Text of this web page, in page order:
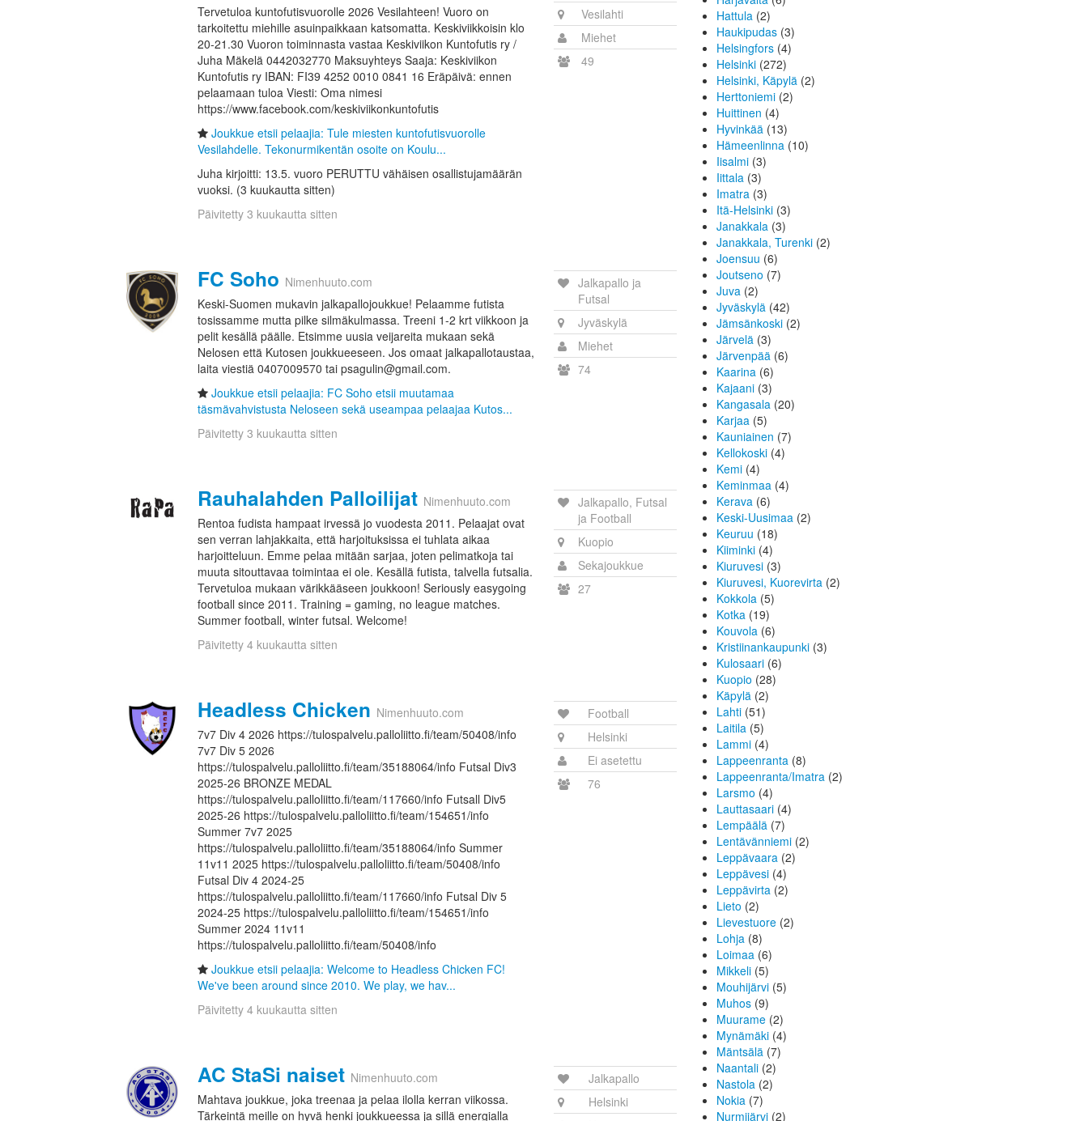
Tervetuloa kuntofutisvuorolle 2026 Vesilahteen! Vuoro on
tarkoitettu miehille asuinpaikkaan katsomatta. Keskiviikkoisin klo
20-21.30 Vuoron toiminnasta vastaa Keskiviikon Kuntofutis ry /
Juha Mäkelä 0442032770 Maksuyhteys Saaja: Keskiviikon
Kuntofutis ry IBAN: FI39 4252 0010 0841 16 Eräpäivä: ennen
pelaamaan tuloa Viesti: Oma nimesi
https://www.facebook.com/keskiviikonkuntofutis
Joukkue etsii pelaajia: Tule miesten kuntofutisvuorolle
Vesilahdelle. Tekonurmikentän osoite on Koulu...
Juha kirjoitti: 13.5. vuoro PERUTTU vähäisen osallistujamäärän
vuoksi. (3 kuukautta sitten)
Päivitetty 3 kuukautta sitten
Vesilahti
Miehet
49
FC Soho Nimenhuuto.com
Keski-Suomen mukavin jalkapallojoukkue! Pelaamme futista
tosissamme mutta pilke silmäkulmassa. Treeni 1-2 krt viikkoon ja
pelit kesällä päälle. Etsimme uusia veijareita mukaan sekä
Nelosen että Kutosen joukkueeseen. Jos omaat jalkapallotaustaa,
laita viestiä 0407009570 tai psagulin@gmail.com.
Joukkue etsii pelaajia: FC Soho etsii muutamaa
täsmävahvistusta Neloseen sekä useampaa pelaajaa Kutos...
Päivitetty 3 kuukautta sitten
Jalkapallo ja
Futsal
Jyväskylä
Miehet
74
Rauhalahden Palloilijat Nimenhuuto.com
Rentoa fudista hampaat irvessä jo vuodesta 2011. Pelaajat ovat
sen verran lahjakkaita, että harjoituksissa ei tuhlata aikaa
harjoitteluun. Emme pelaa mitään sarjaa, joten pelimatkoja tai
muuta sitouttavaa toimintaa ei ole. Kesällä futista, talvella futsalia.
Tervetuloa mukaan värikkääseen joukkoon! Seriously easygoing
football since 2011. Training = gaming, no league matches.
Summer football, winter futsal. Welcome!
Päivitetty 4 kuukautta sitten
Jalkapallo, Futsal
ja Football
Kuopio
Sekajoukkue
27
Headless Chicken Nimenhuuto.com
7v7 Div 4 2026 https://tulospalvelu.palloliitto.fi/team/50408/info
7v7 Div 5 2026
https://tulospalvelu.palloliitto.fi/team/35188064/info Futsal Div3
2025-26 BRONZE MEDAL
https://tulospalvelu.palloliitto.fi/team/117660/info Futsall Div5
2025-26 https://tulospalvelu.palloliitto.fi/team/154651/info
Summer 7v7 2025
https://tulospalvelu.palloliitto.fi/team/35188064/info Summer
11v11 2025 https://tulospalvelu.palloliitto.fi/team/50408/info
Futsal Div 4 2024-25
https://tulospalvelu.palloliitto.fi/team/117660/info Futsal Div 5
2024-25 https://tulospalvelu.palloliitto.fi/team/154651/info
Summer 2024 11v11
https://tulospalvelu.palloliitto.fi/team/50408/info
Joukkue etsii pelaajia: Welcome to Headless Chicken FC!
We've been around since 2010. We play, we hav...
Päivitetty 4 kuukautta sitten
Football
Helsinki
Ei asetettu
76
AC StaSi naiset Nimenhuuto.com
Mahtava joukkue, joka treenaa ja pelaa ilolla kerran viikossa.
Tärkeintä meille on hyvä henki joukkueessa ja sillä energialla
Jalkapallo
Helsinki
Hattula (2)
Haukipudas (3)
Helsingfors (4)
Helsinki (272)
Helsinki, Käpylä (2)
Herttoniemi (2)
Huittinen (4)
Hyvinkää (13)
Hämeenlinna (10)
Iisalmi (3)
Iittala (3)
Imatra (3)
Itä-Helsinki (3)
Janakkala (3)
Janakkala, Turenki (2)
Joensuu (6)
Joutseno (7)
Juva (2)
Jyväskylä (42)
Jämsänkoski (2)
Järvelä (3)
Järvenpää (6)
Kaarina (6)
Kajaani (3)
Kangasala (20)
Karjaa (5)
Kauniainen (7)
Kellokoski (4)
Kemi (4)
Keminmaa (4)
Kerava (6)
Keski-Uusimaa (2)
Keuruu (18)
Kiiminki (4)
Kiuruvesi (3)
Kiuruvesi, Kuorevirta (2)
Kokkola (5)
Kotka (19)
Kouvola (6)
Kristiinankaupunki (3)
Kulosaari (6)
Kuopio (28)
Käpylä (2)
Lahti (51)
Laitila (5)
Lammi (4)
Lappeenranta (8)
Lappeenranta/Imatra (2)
Larsmo (4)
Lauttasaari (4)
Lempäälä (7)
Lentävänniemi (2)
Leppävaara (2)
Leppävesi (4)
Leppävirta (2)
Lieto (2)
Lievestuore (2)
Lohja (8)
Loimaa (6)
Mikkeli (5)
Mouhijärvi (5)
Muhos (9)
Muurame (2)
Mynämäki (4)
Mäntsälä (7)
Naantali (2)
Nastola (2)
Nokia (7)
Nurmijärvi (2)